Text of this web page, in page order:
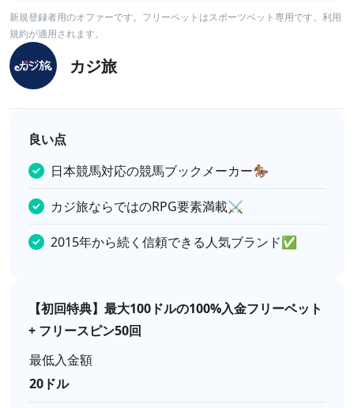
新規登録者用のオファーです。フリーベットはスポーツベット専用です。利用
規約が適用されます。
カジ旅
良い点
日本競馬対応の競馬ブックメーカー🏇
カジ旅ならではのRPG要素満載⚔
2015年から続く信頼できる人気ブランド✅
【初回特典】最大100ドルの100%入金フリーベット
+ フリースピン50回
最低入金額
20ドル